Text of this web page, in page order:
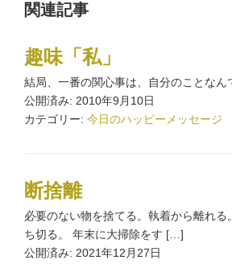
関連記事
趣味「私」
結局、一番の関心事は、自分のことなん
公開済み: 2010年9月10日
カテゴリー: 今日のハッピーメッセージ
断捨離
必要のない物を捨てる。執着から離れる
ち切る。 年末に大掃除をす […]
公開済み: 2021年12月27日